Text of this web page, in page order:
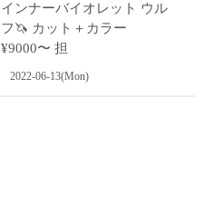
インナーバイオレット ウル
フ🦄 カット＋カラー
¥9000〜 担
2022-06-13(Mon)